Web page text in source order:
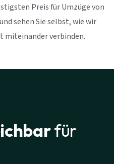
Preis für Umzüge von
sehen Sie selbst, wie wir
verbinden.
für